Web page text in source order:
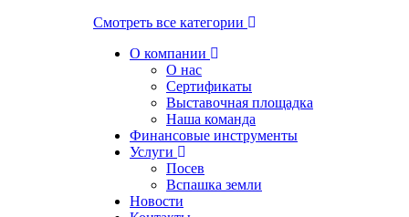
Смотреть все категории
О компании
О нас
Сертификаты
Выставочная площадка
Наша команда
Финансовые инструменты
Услуги
Посев
Вспашка земли
Новости